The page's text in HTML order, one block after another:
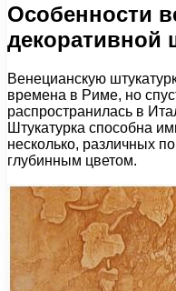
Особенности
декоративной
Венецианскую
времена в Риме, но
распространилась в
Штукатурка способна
несколько, различных
глубинным цветом.